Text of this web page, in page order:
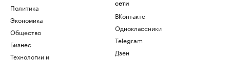
Политика
Экономика
Общество
Бизнес
Технологии и
сети
ВКонтакте
Одноклассники
Telegram
Дзен